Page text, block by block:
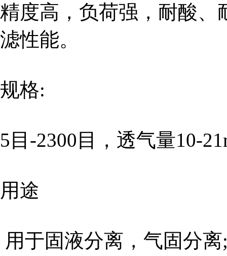
精度高，负荷强，耐酸、
滤性能。
规格:
5目-2300目，透气量10-
用途
用于固液分离，气固分